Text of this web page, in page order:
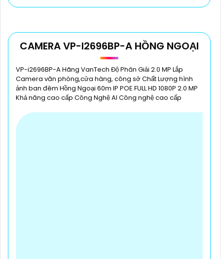
CAMERA VP-I2696BP-A HỒNG NGOẠI
VP-i2696BP-A Hãng VanTech Độ Phân Giải 2.0 MP Lắp
Camera văn phòng,cửa hàng, công sở Chất Lượng hình
ảnh ban đêm Hồng Ngoại 60m IP POE FULL HD 1080P 2.0 MP
Khả năng cao cấp Công Nghệ AI Công nghệ cao cấp